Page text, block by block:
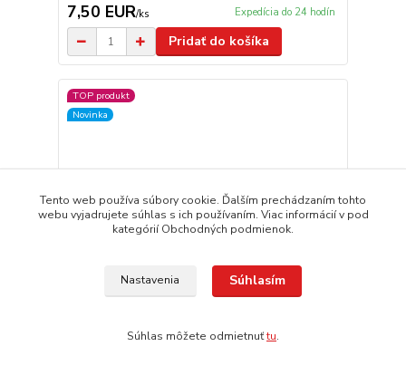
7,50 EUR/ks Expedícia do 24 hodín
Pridať do košíka
TOP produkt
Novinka
Tento web používa súbory cookie. Ďalším prechádzaním tohto
webu vyjadrujete súhlas s ich používaním. Viac informácií v pod
kategórií Obchodných podmienok.
Nastavenia Súhlasím
Súhlas môžete odmietnuťtu.